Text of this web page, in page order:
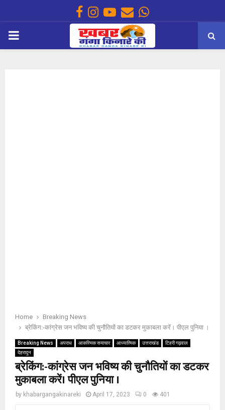
Facebook
Instagram
Youtube
EmailWhatsapp
PRIMARY
Home
Breaking News
ब्रेकिंग:-कांग्रेस जन भविष्य की चुनौतियों का डटकर मुकाबला करें। पीएल पुनिया ।
Breaking News अपराध आकस्मिक समाचार आध्यात्मिक उत्तराखंड
टिहरी गढ़वाल
देहरादून
ब्रेकिंग:-कांग्रेस जन भविष्य की चुनौतियों का डटकर
मुकाबला करें। पीएल पुनिया ।
by khabargangakinareki April 17, 2023 0 401